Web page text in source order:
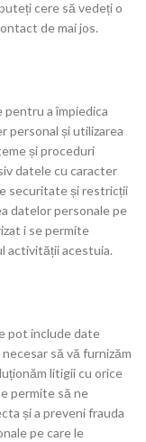
cere să vedeți o
de mai jos.
a împiedica
personal și utilizarea
și proceduri
datele cu caracter
securitate și restricții
datelor personale pe
i se permite
activității acestuia.
pot include date
să vă furnizăm
litigii cu orice
permite să ne
și a preveni frauda
pe care le